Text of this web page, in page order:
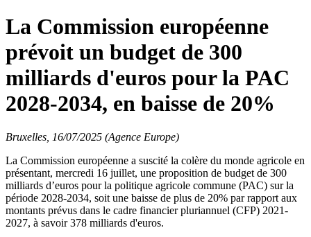
La Commission européenne
prévoit un budget de 300
milliards d'euros pour la PAC
2028-2034, en baisse de 20%
Bruxelles, 16/07/2025 (Agence Europe)
La Commission européenne a suscité la colère du monde agricole en
présentant, mercredi 16 juillet, une proposition de budget de 300
milliards d’euros pour la politique agricole commune (PAC) sur la
période 2028-2034, soit une baisse de plus de 20% par rapport aux
montants prévus dans le cadre financier pluriannuel (CFP) 2021-
2027, à savoir 378 milliards d'euros.